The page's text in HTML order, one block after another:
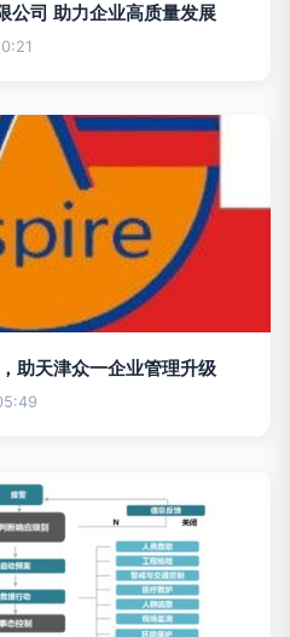
公司 助力企业高质量发展
助天津众一企业管理升级